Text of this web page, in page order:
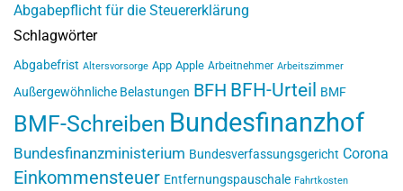
Abgabepflicht für die Steuererklärung
Schlagwörter
Abgabefrist Altersvorsorge App Apple Arbeitnehmer Arbeitszimmer
Außergewöhnliche Belastungen BFH BFH-Urteil BMF
BMF-Schreiben Bundesfinanzhof
Bundesfinanzministerium Bundesverfassungsgericht Corona
Einkommensteuer Entfernungspauschale Fahrtkosten